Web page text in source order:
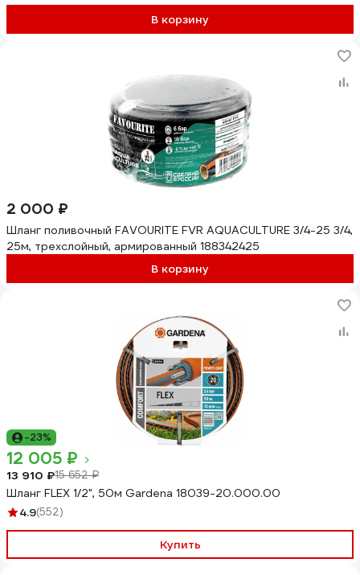
В корзину
2 000 ₽
Шланг поливочный FAVOURITE FVR AQUACULTURE 3/4-25 3/4,
25м, трехслойный, армированный 188342425
В корзину
-23%
12 005 ₽
13 910 ₽15 652 ₽
Шланг FLEX 1/2", 50м Gardena 18039-20.000.00
4.9(552)
Купить